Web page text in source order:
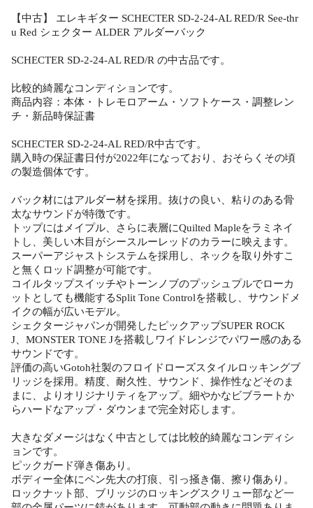
【中古】 エレキギター SCHECTER SD-2-24-AL RED/R See-thr
u Red シェクター ALDER アルダーバック
SCHECTER SD-2-24-AL RED/R の中古品です。
比較的綺麗なコンディションです。
商品内容：本体・トレモロアーム・ソフトケース・調整レン
チ・新品時保証書
SCHECTER SD-2-24-AL RED/R中古です。
購入時の保証書日付が2022年になっており、おそらくその頃
の製造個体です。
バック材にはアルダー材を採用。抜けの良い、粘りのある骨
太なサウンドが特徴です。
トップにはメイプル、さらに表層にQuilted Mapleをラミネイ
トし、美しい木目がシースルーレッドのカラーに映えます。
スーパーアジャストシステムを採用し、ネックを取り外すこ
と無くロッド調整が可能です。
コイルタップスイッチやトーンノブのプッシュプルでローカ
ットとしても機能するSplit Tone Controlを搭載し、サウンドメ
イクの幅が広いモデル。
シェクタージャパンが開発したピックアップSUPER ROCK
J、MONSTER TONE Jを搭載しワイドレンジでパワー感のある
サウンドです。
評価の高いGotoh社製のフロイドローズスタイルロッキングブ
リッジを採用。精度、耐久性、サウンド、操作性などそのま
まに、よりオリジナリティをアップ。細やかなビブラートか
らハードなアップ・ダウンまで完全対応します。
大きなダメージはなく中古としては比較的綺麗なコンディシ
ョンです。
ピックガード弾き傷あり。
ボディー全体にペン先大の打痕、引っ掻き傷、擦り傷あり。
ロックナット部、ブリッジのロッキングスクリュー部など一